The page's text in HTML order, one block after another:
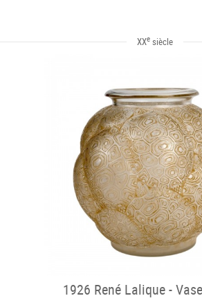
XXe siècle
1926 René Lalique -